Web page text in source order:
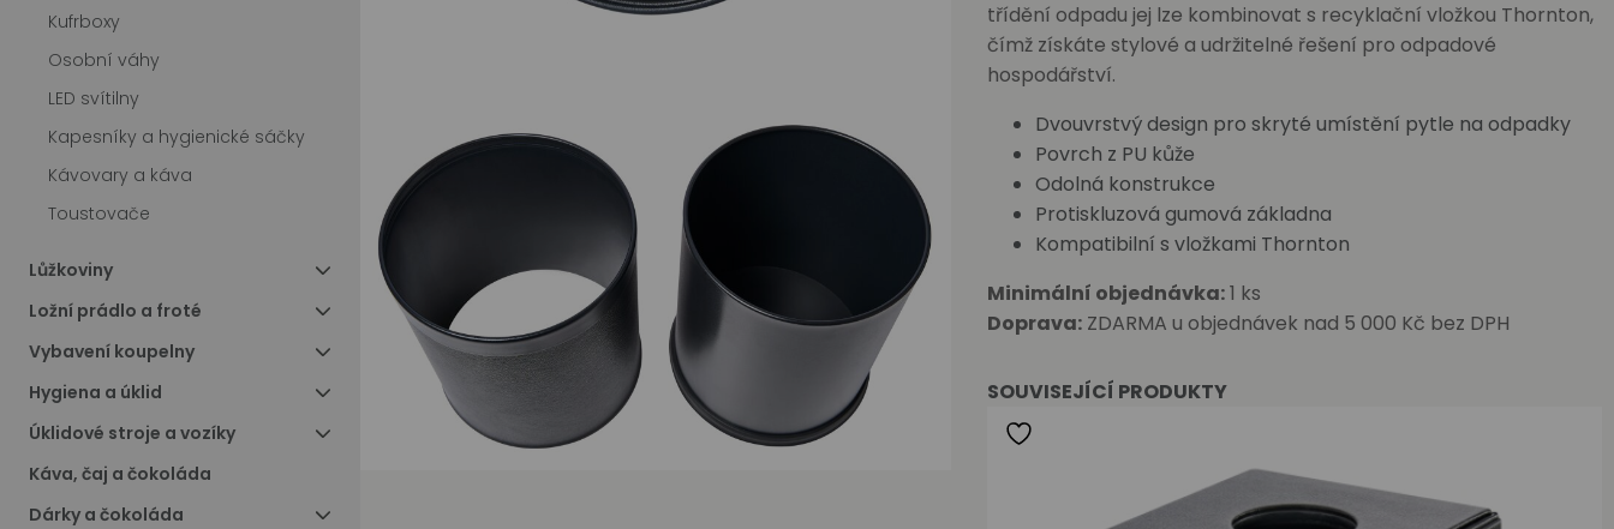
Kufrboxy
Osobní váhy
LED svítilny
Kapesníky a hygienické sáčky
Kávovary a káva
Toustovače
Lůžkoviny
Ložní prádlo a froté
Vybavení koupelny
Hygiena a úklid
Úklidové stroje a vozíky
Káva, čaj a čokoláda
Dárky a čokoláda
třídění odpadu jej lze kombinovat s recyklační vložkou Thornton,
čímž získáte stylové a udržitelné řešení pro odpadové
hospodářství.
Dvouvrstvý design pro skryté umístění pytle na odpadky
Povrch z PU kůže
Odolná konstrukce
Protiskluzová gumová základna
Kompatibilní s vložkami Thornton
Minimální objednávka:1 ks
Doprava: ZDARMA u objednávek nad 5 000 Kč bez DPH
SOUVISEJÍCÍ PRODUKTY